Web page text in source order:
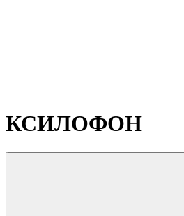
КСИЛОФОН